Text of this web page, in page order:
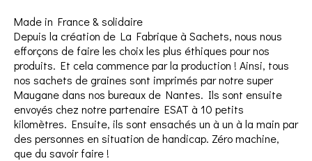
Made in France & solidaire
Depuis la création de La Fabrique à Sachets, nous nous
efforçons de faire les choix les plus éthiques pour nos
produits. Et cela commence par la production ! Ainsi, tous
nos sachets de graines sont imprimés par notre super
Maugane dans nos bureaux de Nantes. Ils sont ensuite
envoyés chez notre partenaire ESAT à 10 petits
kilomètres. Ensuite, ils sont ensachés un à un à la main par
des personnes en situation de handicap. Zéro machine,
que du savoir faire !